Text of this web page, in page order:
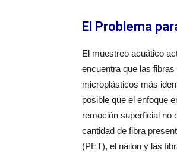
El Problema
El muestreo acuático
encuentra que las fibras
microplásticos más
posible que el enfoque
remoción superficial no
cantidad de fibra
(PET), el nailon y las